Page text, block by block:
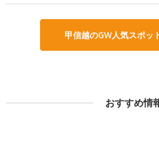
甲信越のGW人気スポッ
おすすめ情